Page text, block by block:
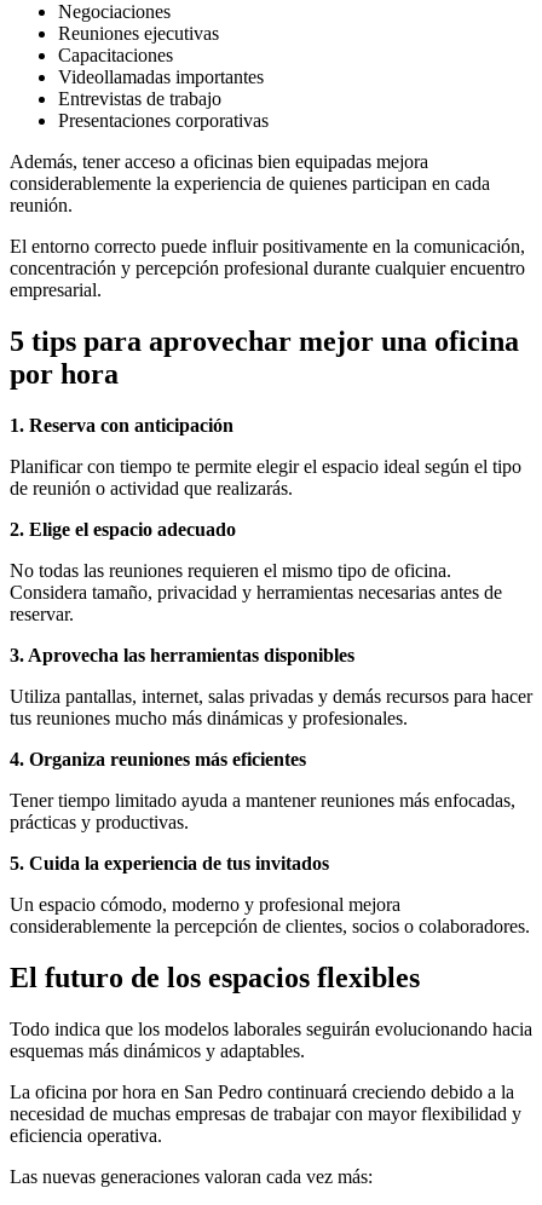
Negociaciones
Reuniones ejecutivas
Capacitaciones
Videollamadas importantes
Entrevistas de trabajo
Presentaciones corporativas
Además, tener acceso a oficinas bien equipadas mejora
considerablemente la experiencia de quienes participan en cada
reunión.
El entorno correcto puede influir positivamente en la comunicación,
concentración y percepción profesional durante cualquier encuentro
empresarial.
5 tips para aprovechar mejor una oficina
por hora
1. Reserva con anticipación
Planificar con tiempo te permite elegir el espacio ideal según el tipo
de reunión o actividad que realizarás.
2. Elige el espacio adecuado
No todas las reuniones requieren el mismo tipo de oficina.
Considera tamaño, privacidad y herramientas necesarias antes de
reservar.
3. Aprovecha las herramientas disponibles
Utiliza pantallas, internet, salas privadas y demás recursos para hacer
tus reuniones mucho más dinámicas y profesionales.
4. Organiza reuniones más eficientes
Tener tiempo limitado ayuda a mantener reuniones más enfocadas,
prácticas y productivas.
5. Cuida la experiencia de tus invitados
Un espacio cómodo, moderno y profesional mejora
considerablemente la percepción de clientes, socios o colaboradores.
El futuro de los espacios flexibles
Todo indica que los modelos laborales seguirán evolucionando hacia
esquemas más dinámicos y adaptables.
La oficina por hora en San Pedro continuará creciendo debido a la
necesidad de muchas empresas de trabajar con mayor flexibilidad y
eficiencia operativa.
Las nuevas generaciones valoran cada vez más: